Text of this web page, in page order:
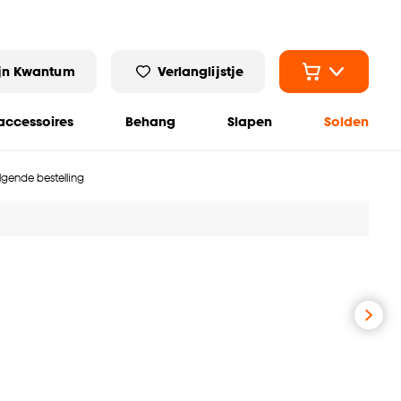
Kwantum Verlanglijstje
Behang Slapen Solden
bestelling